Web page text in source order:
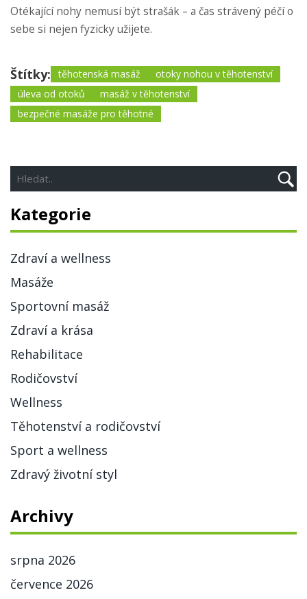
Otékající nohy nemusí být strašák – a čas strávený péčí o
sebe si nejen fyzicky užijete.
Štítky: těhotenská masáž
otoky nohou v těhotenství
úleva od otoků
masáž v těhotenství
bezpečné masáže pro těhotné
Kategorie
Zdraví a wellness
Masáže
Sportovní masáž
Zdraví a krása
Rehabilitace
Rodičovství
Wellness
Těhotenství a rodičovství
Sport a wellness
Zdravý životní styl
Archivy
srpna 2026
července 2026